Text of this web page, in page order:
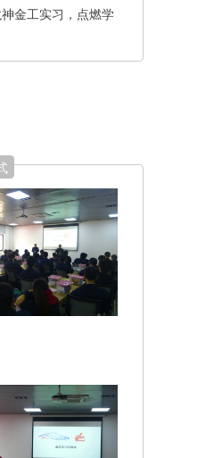
金工实习，点燃学